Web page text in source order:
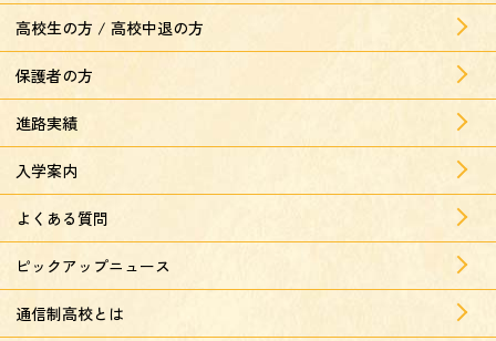
高校生の方 / 高校中退の方
保護者の方
進路実績
入学案内
よくある質問
ピックアップニュース
通信制高校とは